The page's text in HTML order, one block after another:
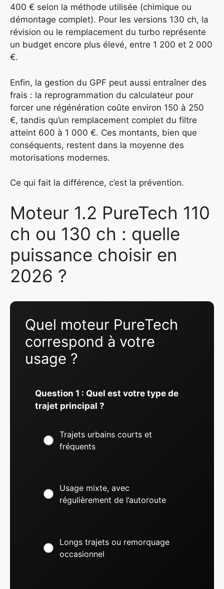
400 € selon la méthode utilisée (chimique ou
démontage complet). Pour les versions 130 ch, la
révision ou le remplacement du turbo représente
un budget encore plus élevé, entre 1 200 et 2 000
€.
Enfin, la gestion du GPF peut aussi entraîner des
frais : la reprogrammation du calculateur pour
forcer une régénération coûte environ 150 à 250
€, tandis qu’un remplacement complet du filtre
atteint 600 à 1 000 €. Ces montants, bien que
conséquents, restent dans la moyenne des
motorisations modernes.
Ce qui fait la différence, c’est la prévention.
Moteur 1.2 PureTech 110
ch ou 130 ch : quelle
puissance choisir en
2026 ?
Quel moteur PureTech
correspond à votre
usage ?
Question 1 : Quel est votre type de
trajet principal ?
Trajets urbains courts et
fréquents
Usage mixte, avec
régulièrement de l’autoroute
Longs trajets ou remorquage
occasionnel